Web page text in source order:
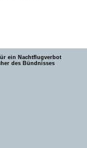
ein Nachtflugverbot
des Bündnisses